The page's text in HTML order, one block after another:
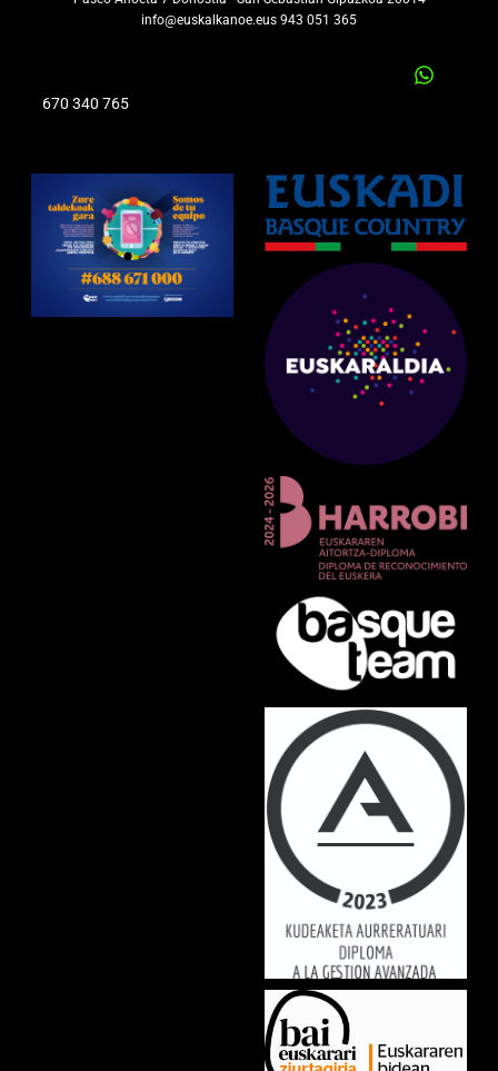
info@euskalkanoe.eus 943 051 365
670 340 765